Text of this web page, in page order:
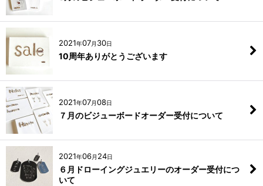
2021年07月 30日
10周年ありがとうございます
2021年07月08日
７月のビジューボードオーダー受付について
2021年06月 24日
６月ドローイングジュエリーのオーダー受付につ
いて